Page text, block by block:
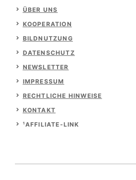
ÜBER UNS
KOOPERATION
BILDNUTZUNG
DATENSCHUTZ
NEWSLETTER
IMPRESSUM
RECHTLICHE HINWEISE
KONTAKT
¹AFFILIATE-LINK